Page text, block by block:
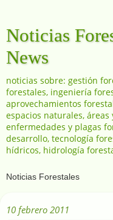
Noticias
News
noticias sobre: gestión
forestales, ingeniería
aprovechamientos
espacios naturales, áreas
enfermedades y plagas
desarrollo, tecnología
hídricos, hidrología
10 febrero 2011